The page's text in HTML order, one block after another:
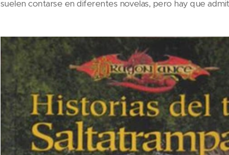
suelen contarse en diferentes novelas, pero hay que